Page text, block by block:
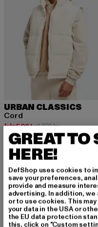
URBAN CLASSICS
Cord
från508 kr
Nuvarande pris: Från 508 kr
1 270 krKampanjpris:
REGISTRERA
DIG
Prenumerera på
GREAT TO
HERE!
DefShop uses cookies to
save your preferences,
provide and measure
advertising. In addition,
or to use cookies. This
your data in the USA or
the EU data protection
this, click on "Custom